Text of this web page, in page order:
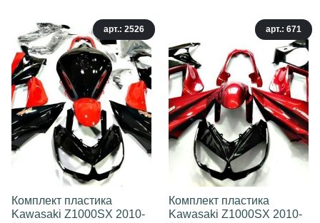
арт.: 2526
Комплект пластика
Kawasaki Z1000SX 2010-
арт.: 671
Комплект пластика
Kawasaki Z1000SX 2010-